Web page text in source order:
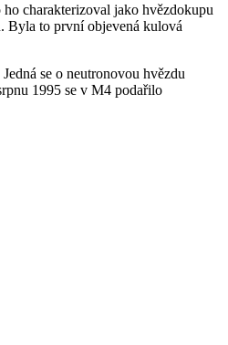
charakterizoval jako hvězdokupu
Byla to první objevená kulová
se o neutronovou hvězdu
1995 se v M4 podařilo